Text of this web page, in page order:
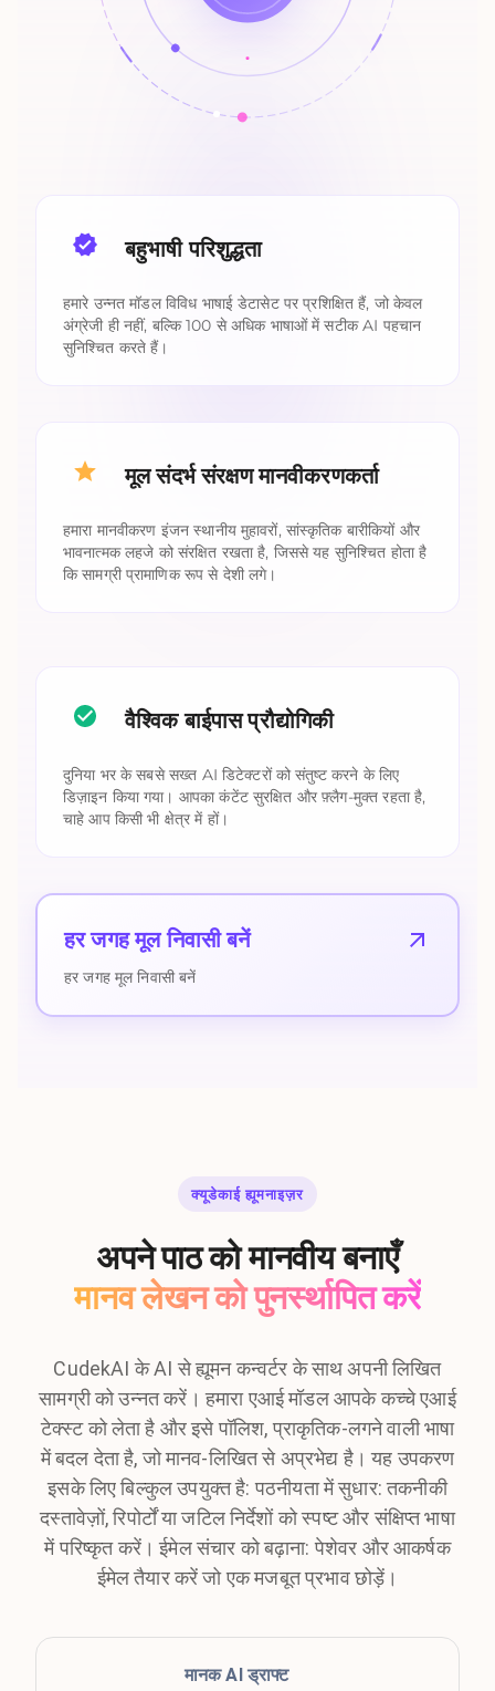
बहुभाषी परिशुद्धता
हमारे उन्नत मॉडल विविध भाषाई डेटासेट पर प्रशिक्षित हैं, जो केवल
अंग्रेजी ही नहीं, बल्कि 100 से अधिक भाषाओं में सटीक AI पहचान
सुनिश्चित करते हैं।
मूल संदर्भ संरक्षण मानवीकरणकर्ता
हमारा मानवीकरण इंजन स्थानीय मुहावरों, सांस्कृतिक बारीकियों और
भावनात्मक लहजे को संरक्षित रखता है, जिससे यह सुनिश्चित होता है
कि सामग्री प्रामाणिक रूप से देशी लगे।
वैश्विक बाईपास प्रौद्योगिकी
दुनिया भर के सबसे सख्त AI डिटेक्टरों को संतुष्ट करने के लिए
डिज़ाइन किया गया। आपका कंटेंट सुरक्षित और फ़्लैग-मुक्त रहता है,
चाहे आप किसी भी क्षेत्र में हों।
हर जगह मूल निवासी बनें
हर जगह मूल निवासी बनें
क्यूडेकाई ह्यूमनाइज़र
अपने पाठ को मानवीय बनाएँ
मानव लेखन को पुनर्स्थापित करें
CudekAI के AI से ह्यूमन कन्वर्टर के साथ अपनी लिखित
सामग्री को उन्नत करें। हमारा एआई मॉडल आपके कच्चे एआई
टेक्स्ट को लेता है और इसे पॉलिश, प्राकृतिक-लगने वाली भाषा
में बदल देता है, जो मानव-लिखित से अप्रभेद्य है। यह उपकरण
इसके लिए बिल्कुल उपयुक्त है: पठनीयता में सुधार: तकनीकी
दस्तावेज़ों, रिपोर्टों या जटिल निर्देशों को स्पष्ट और संक्षिप्त भाषा
में परिष्कृत करें। ईमेल संचार को बढ़ाना: पेशेवर और आकर्षक
ईमेल तैयार करें जो एक मजबूत प्रभाव छोड़ें।
मानक AI ड्राफ्ट